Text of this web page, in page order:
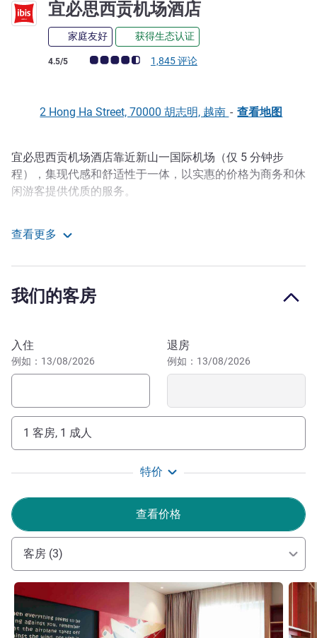
宜必思西贡机场酒店
家庭友好 获得生态认证
客户意见评级 (ALL 评级)
4.5/5 1,845 评论
2 Hong Ha Street, 70000 胡志明, 越南 - 查看地图
描述
宜必思西贡机场酒店靠近新山一国际机场（仅 5 分钟步
程），集现代感和舒适性于一体，以实惠的价格为商务和休
闲游客提供优质的服务。
standard rooms, studios, one bedroom and two bedrooms
kitchenette and fully equipped amenities. Bistro by Oopen,
the all day dining restaurant, serves local and international
dishes, along with buffet and à la carte menu. With a view
serves a variety of dishes with beers, cocktails & spirits.
欢迎来到 IBSA。酒店靠近机场和市中心。结束漫长的旅
的西贡美景。提供温暖的微笑、高效的服务和优惠的价格，
是我们这支年轻而又充满活力的团队所秉承的宗旨。- Marc
DUPUIS
查看更多
我们的客房
预订此酒店
入住
例如：13/08/2026
退房
例如：13/08/2026
1 客房, 1 成人
特价
查看价格
客房 (3)
请参阅详情 请参